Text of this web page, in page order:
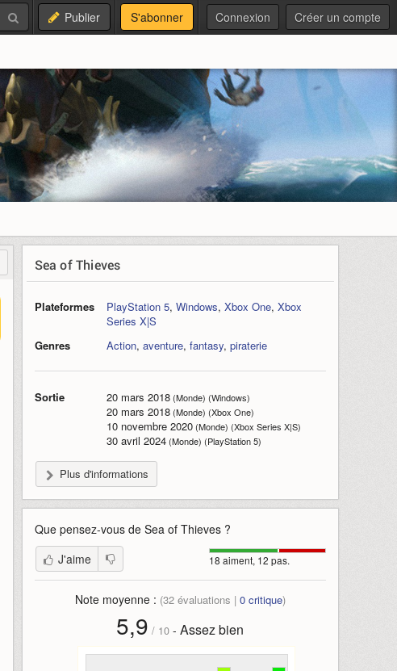
Publier S'abonner Connexion Créer un compte
Sea of Thieves
Plateformes PlayStation 5, Windows, Xbox One, Xbox
Series X|S
Genres
Action, aventure, fantasy, piraterie
Sortie 20 mars 2018(Monde) (Windows)
20 mars 2018(Monde) (Xbox One)
10 novembre 2020(Monde) (Xbox Series X|S)
30 avril 2024(Monde) (PlayStation 5)
Plus d'informations
Que pensez-vous de Sea of Thieves?
18 aiment, 12 pas.
J'aime
Note moyenne : (32évaluations | 0critique)
5,9 / 10 -Assez bien